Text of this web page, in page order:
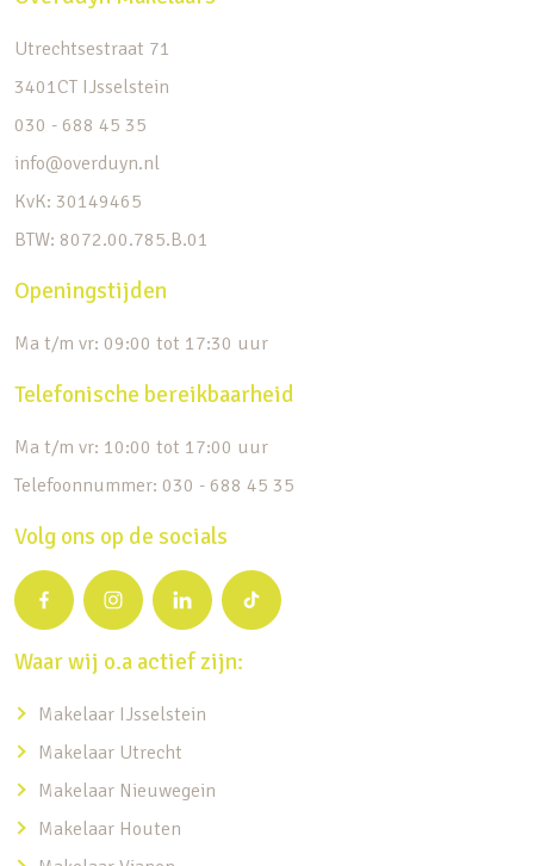
Utrechtsestraat 71
3401CT IJsselstein
030 - 688 45 35
info@overduyn.nl
KvK: 30149465
BTW: 8072.00.785.B.01
Openingstijden
Ma t/m vr: 09:00 tot 17:30 uur
Telefonische bereikbaarheid
Ma t/m vr: 10:00 tot 17:00 uur
Telefoonnummer: 030 - 688 45 35
Volg ons op de socials
Waar wij o.a actief zijn:
Makelaar IJsselstein
Makelaar Utrecht
Makelaar Nieuwegein
Makelaar Houten